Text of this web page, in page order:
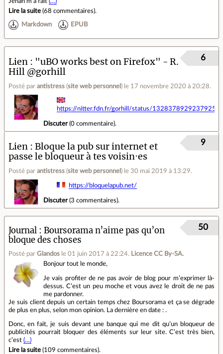
Jehan m'a fait (…)
Lire la suite (68 commentaires).
Markdown EPUB
Lien
"uBO works best on Firefox" - R.
Hill @gorhill
Posté par antistress (site web personnel ) le 17 novembre 2020 à 20:28.
6
https://nitter.fdn.fr/gorhill/status/
Discuter(0 commentaire).
Lien
Bloque la pub sur internet et
passe le bloqueur à tes voisin·es
Posté par antistress (site web personnel ) le 30 mai 2019 à 13:29.
9
https://bloquelapub.net/
Discuter(3 commentaires).
Journal
Boursorama n’aime pas qu’on
bloque des choses
Posté par Glandos le 01 juin 2017 à 22:24. Licence CC By‑SA.
50
Bonjour tout le monde,
Je vais profiter de ne pas avoir de blog pour m’exprimer là‐
dessus. C’est un peu moche et vous avez le droit de ne pas
me pardonner.
Je suis client depuis un certain temps chez Boursorama et ça se dégrade
de plus en plus, selon mon opinion. La dernière en date : .
Donc, en fait, je suis devant une banque qui me dit qu’un bloqueur de
publicités pourrait bloquer des éléments sur leur site. C’est très bien,
c’est (…)
Lire la suite (109 commentaires).